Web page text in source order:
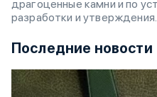
драгоценные камни и по
разработки и утверждения.
Последние новости